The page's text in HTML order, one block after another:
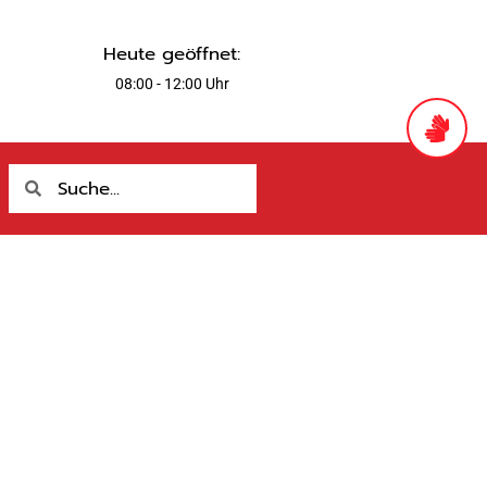
Heute geöffnet:
08:00 - 12:00 Uhr
Suche